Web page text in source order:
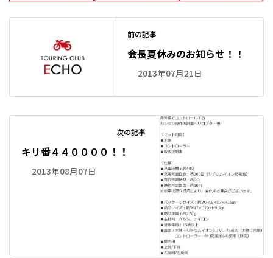
前の記事
会長夏休みのお知らせ！！
2013年07月21日
次の記事
キリ番４４００００！！
2013年08月07日